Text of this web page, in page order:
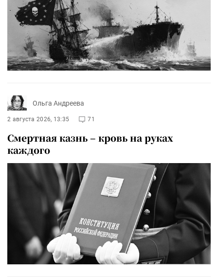
Ольга Андреева
2 августа 2026, 13:35 71
Смертная казнь – кровь на руках
каждого